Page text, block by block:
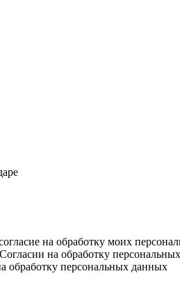
на обработку моих
на обработку
обработку персональных данных